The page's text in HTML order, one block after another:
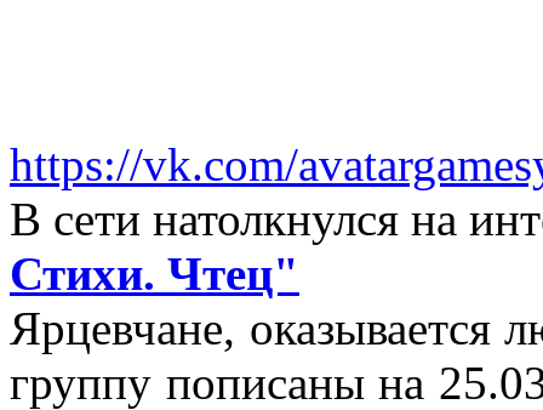
https://vk.com/
В сети натолкнулся на
Стихи. Чтец"
Ярцевчане, оказывается
группу пописаны на